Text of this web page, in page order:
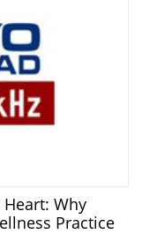
Why
Practice